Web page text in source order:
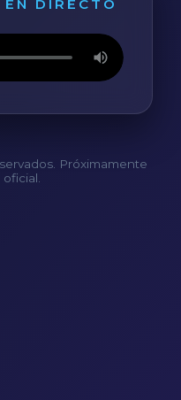
DIRECTO
Próximamente